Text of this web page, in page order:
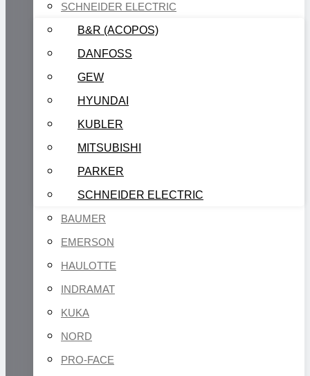
SCHNEIDER ELECTRIC
B&R (ACOPOS)
DANFOSS
GEW
HYUNDAI
KUBLER
MITSUBISHI
PARKER
SCHNEIDER ELECTRIC
BAUMER
EMERSON
HAULOTTE
INDRAMAT
KUKA
NORD
PRO-FACE